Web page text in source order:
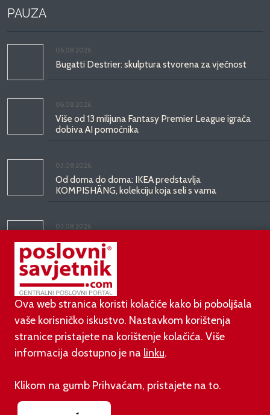
PAUZA
06.08.2026.
Bugatti Destrier: skulptura stvorena za vječnost
06.08.2026.
Više od 13 milijuna Fantasy Premier League igrača
dobiva AI pomoćnika
03.08.2026.
Od doma do doma: IKEA predstavlja
KOMPISHÄNG, kolekciju koja seli s vama
03.08.2026.
Kineski BYD predstavio luksuznu limuzinu veću od
Mercedesove S-klase, obećava domet do 1.000
kilometara
Ova web stranica koristi kolačiće kako bi poboljšala
vaše korisničko iskustvo. Nastavkom korištenja
stranice pristajete na korištenje kolačića. Više
informacija dostupno je na linku.
Klikom na gumb Prihvaćam, pristajete na to.